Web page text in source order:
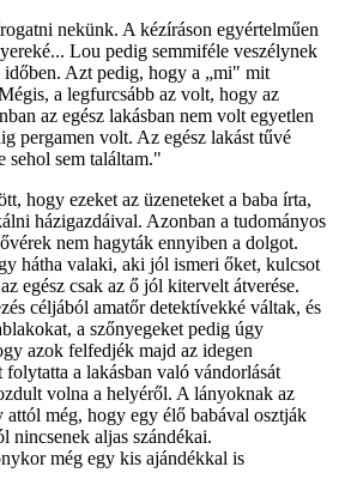
nekünk. A kézíráson egyértelműen
Lou pedig semmiféle veszélynek
időben. Azt pedig, hogy a „mi" mit
a legfurcsább az volt, hogy az
az egész lakásban nem volt egyetlen
pergamen volt. Az egész lakást tűvé
sehol sem találtam."
hogy ezeket az üzeneteket a baba írta,
házigazdáival. Azonban a tudományos
nem hagyták ennyiben a dolgot.
hátha valaki, aki jól ismeri őket, kulcsot
egész csak az ő jól kitervelt átverése.
céljából amatőr detektívekké váltak, és
a szőnyegeket pedig úgy
azok felfedjék majd az idegen
a lakásban való vándorlását
volna a helyéről. A lányoknak az
attól még, hogy egy élő babával osztják
nincsenek aljas szándékai.
még egy kis ajándékkal is